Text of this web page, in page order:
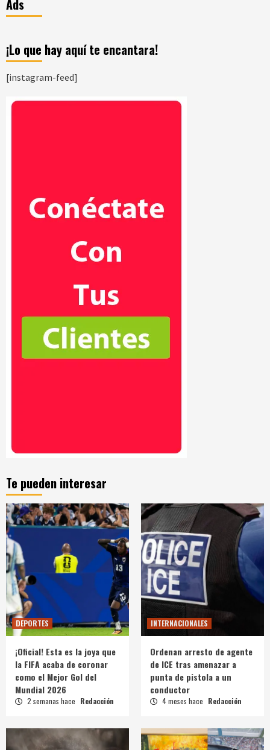
Ads
¡Lo que hay aquí te encantara!
[instagram-feed]
Te pueden interesar
DEPORTES
¡Oficial! Esta es la joya que
la FIFA acaba de coronar
como el Mejor Gol del
Mundial 2026
2 semanas hace Redacción
INTERNACIONALES
Ordenan arresto de agente
de ICE tras amenazar a
punta de pistola a un
conductor
4 meses hace Redacción